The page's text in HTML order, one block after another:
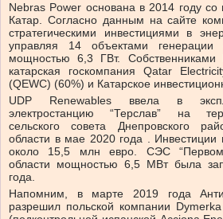
Nebras Power основана в 2014 году со
Катар. Согласно данным на сайте
стратегическими инвестициями в
управляя 14 объектами генерации
мощностью 6,3 ГВт. Собственниками
катарская госкомпания Qatar
(QEWC) (60%) и Катарское
UDP Renewables ввела в
электростанцию “Терслав” на
сельского совета Днепровского
области в мае 2020 года . Инвестиции
около 15,5 млн евро. СЭС
области мощностью 6,5 МВт была
года.
Напомним, в марте 2019 года
разрешил польской компании